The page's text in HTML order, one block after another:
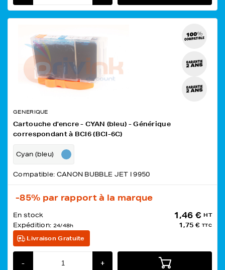
GENERIQUE
Cartouche d'encre - CYAN (bleu) - Générique
correspondant à BCI6 (BCI-6C)
Cyan (bleu)
Compatible: CANON BUBBLE JET I 9950
-85% par rapport à la marque
En stock
Expédition: 24/48h
1,46 € HT
1,75 € TTC
Livraison Gratuite
- +